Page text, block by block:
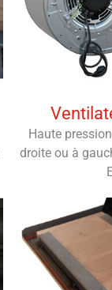
Haute
droite ou à